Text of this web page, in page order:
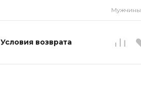
Мужчины
Условия возврата